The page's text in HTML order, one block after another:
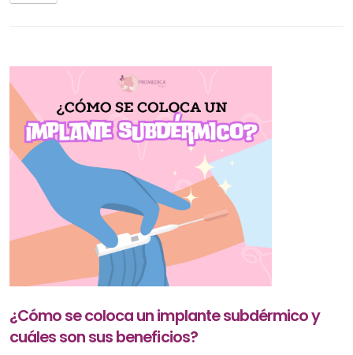
¿Cómo se coloca un implante subdérmico y
cuáles son sus beneficios?